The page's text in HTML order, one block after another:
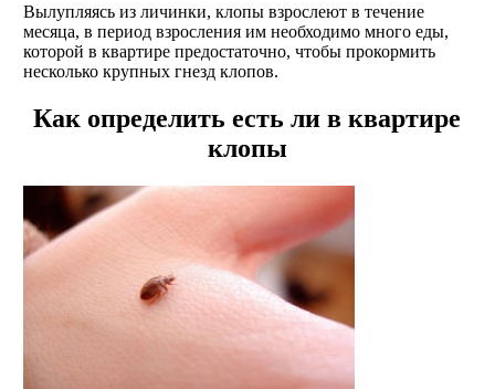
Вылупляясь из личинки, клопы взрослеют в течение
месяца, в период взросления им необходимо много еды,
которой в квартире предостаточно, чтобы прокормить
несколько крупных гнезд клопов.
Как определить есть ли в квартире
клопы